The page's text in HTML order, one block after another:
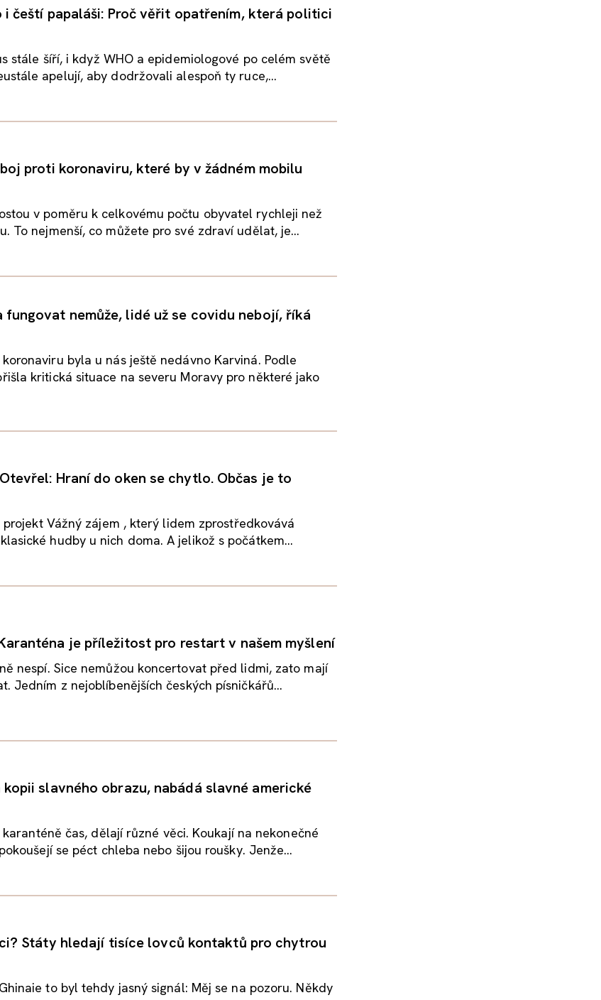
i čeští papaláši: Proč věřit opatřením, která politici
stále šíří, i když WHO a epidemiologové po celém světě
apelují, aby dodržovali alespoň ty ruce,...
proti koronaviru, které by v žádném mobilu
v poměru k celkovému počtu obyvatel rychleji než
To nejmenší, co můžete pro své zdraví udělat, je...
nemůže, lidé už se covidu nebojí, říká
byla u nás ještě nedávno Karviná. Podle
kritická situace na severu Moravy pro některé jako
Hraní do oken se chytlo. Občas je to
Vážný zájem , který lidem zprostředkovává
hudby u nich doma. A jelikož s počátkem...
je příležitost pro restart v našem myšlení
nespí. Sice nemůžou koncertovat před lidmi, zato mají
Jedním z nejoblíbenějších českých písničkářů...
slavného obrazu, nabádá slavné americké
čas, dělají různé věci. Koukají na nekonečné
se péct chleba nebo šijou roušky. Jenže...
Státy hledají tisíce lovců kontaktů pro chytrou
to byl tehdy jasný signál: Měj se na pozoru. Někdy